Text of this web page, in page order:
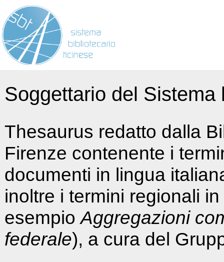
Soggettario del
Thesaurus redatto dalla
Firenze contenente i
documenti in lingua
inoltre i termini regionali
esempioAggregazioni
federale), a cura del